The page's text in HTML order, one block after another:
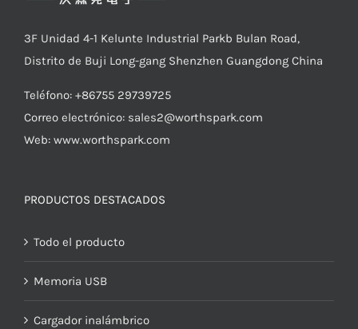
3F Unidad 4-1 Kelunte Industrial Parkb Bulan Road,
Distrito de Buji Long-gang Shenzhen Guangdong China
Teléfono: +86755 29739725
Correo electrónico: sales2@worthspark.com
Web: www.worthspark.com
PRODUCTOS DESTACADOS
Todo el producto
Memoria USB
Cargador inalámbrico